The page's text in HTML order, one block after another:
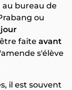
au bureau de
ou
jour
faite avant
s'élève
il est souvent